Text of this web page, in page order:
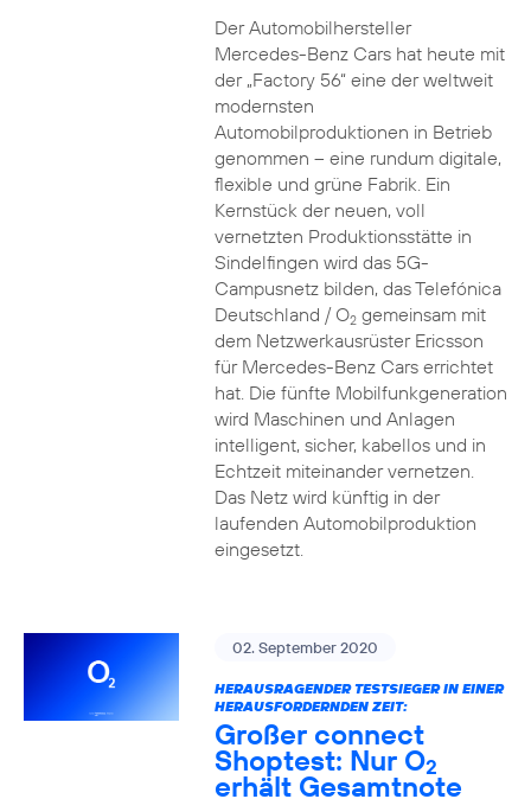
Der Automobilhersteller
Mercedes-Benz Cars hat heute mit
der „Factory 56“ eine der weltweit
modernsten
Automobilproduktionen in Betrieb
genommen – eine rundum digitale,
flexible und grüne Fabrik. Ein
Kernstück der neuen, voll
vernetzten Produktionsstätte in
Sindelfingen wird das 5G-
Campusnetz bilden, das Telefónica
Deutschland / O2gemeinsam mit
dem Netzwerkausrüster Ericsson
für Mercedes-Benz Cars errichtet
hat. Die fünfte Mobilfunkgeneration
wird Maschinen und Anlagen
intelligent, sicher, kabellos und in
Echtzeit miteinander vernetzen.
Das Netz wird künftig in der
laufenden Automobilproduktion
eingesetzt.
02. September 2020
HERAUSRAGENDER TESTSIEGER IN EINER
HERAUSFORDERNDEN ZEIT:
Großer connect
Shoptest: Nur O2
erhält Gesamtnote